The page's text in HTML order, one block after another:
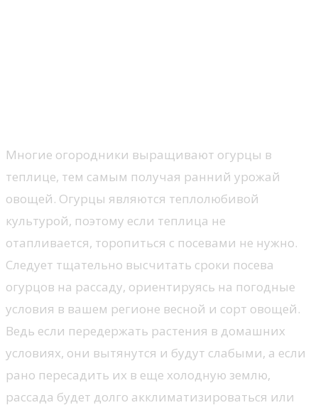
Многие огородники выращивают огурцы в
теплице, тем самым получая ранний урожай
овощей. Огурцы являются теплолюбивой
культурой, поэтому если теплица не
отапливается, торопиться с посевами не нужно.
Следует тщательно высчитать сроки посева
огурцов на рассаду, ориентируясь на погодные
условия в вашем регионе весной и сорт овощей.
Ведь если передержать растения в домашних
условиях, они вытянутся и будут слабыми, а если
рано пересадить их в еще холодную землю,
рассада будет долго акклиматизироваться или